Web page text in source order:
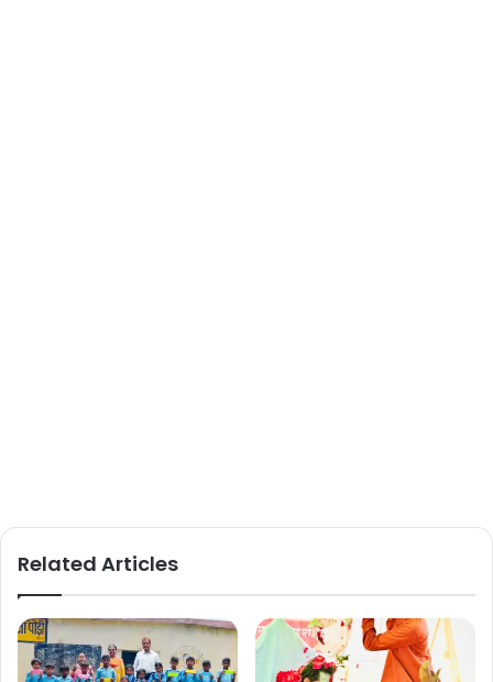
Related Articles